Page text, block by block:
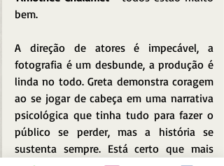
bem.
A direção de atores é impecável, a
fotografia é um desbunde, a produção é
linda no todo. Greta demonstra coragem
ao se jogar de cabeça em uma narrativa
psicológica que tinha tudo para fazer o
público se perder, mas a história se
sustenta sempre. Está certo que mais